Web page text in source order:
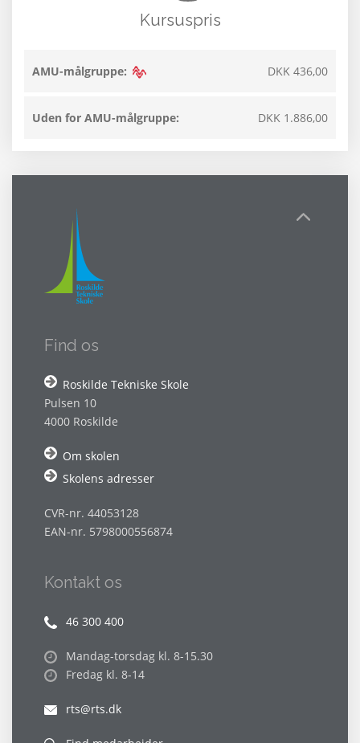
Kursuspris
AMU-målgruppe: DKK 436,00
Uden for AMU-målgruppe: DKK 1.886,00
Find os
Roskilde Tekniske Skole
Pulsen 10
4000 Roskilde
Om skolen
Skolens adresser
CVR-nr. 44053128
EAN-nr. 5798000556874
Kontakt os
46 300 400
Mandag-torsdag kl. 8-15.30
Fredag kl. 8-14
rts@rts.dk